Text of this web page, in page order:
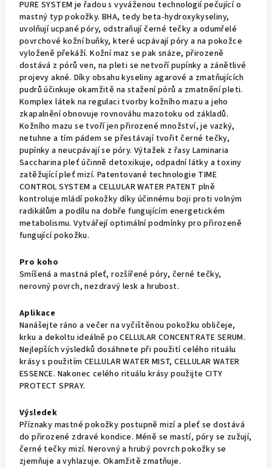
PURE SYSTEM je řadou s vyváženou technologií pečující o
mastný typ pokožky. BHA, tedy beta-hydroxykyseliny,
uvolňují ucpané póry, odstraňují černé tečky a odumřelé
povrchové kožní buňky, které ucpávají póry a na pokožce
vyloženě překáží. Kožní maz se pak snáze, přirozeně
dostává z pórů ven, na pleti se netvoří pupínky a zánětlivé
projevy akné. Díky obsahu kyseliny agarové a zmatňujících
pudrů účinkuje okamžitě na stažení pórů a zmatnění pleti.
Komplex látek na regulaci tvorby kožního mazu a jeho
zkapalnění obnovuje rovnováhu mazotoku od základů.
Kožního mazu se tvoří jen přirozené množství, je vazký,
netuhne a tím pádem se přestávají tvořit černé tečky,
pupínky a neucpávají se póry. Výtažek z řasy Laminaria
Saccharina pleť účinně detoxikuje, odpadní látky a toxiny
zatěžující pleť mizí. Patentované technologie TIME
CONTROL SYSTEM a CELLULAR WATER PATENT plně
kontroluje mládí pokožky díky účinnému boji proti volným
radikálům a podílu na dobře fungujícím energetickém
metabolismu. Vytvářejí optimální podmínky pro přirozeně
fungující pokožku.
Pro koho
Smíšená a mastná pleť, rozšířené póry, černé tečky,
nerovný povrch, nezdravý lesk a hrubost.
Aplikace
Nanášejte ráno a večer na vyčištěnou pokožku obličeje,
krku a dekoltu ideálně po CELLULAR CONCENTRATE SERUM.
Nejlepších výsledků dosáhnete při použití celého rituálu
krásy s použitím CELLULAR WATER MIST, CELLULAR WATER
ESSENCE. Nakonec celého rituálu krásy použijte CITY
PROTECT SPRAY.
Výsledek
Příznaky mastné pokožky postupně mizí a pleť se dostává
do přirozené zdravé kondice. Méně se mastí, póry se zužují,
černé tečky mizí. Nerovný a hrubý povrch pokožky se
zjemňuje a vyhlazuje. Okamžitě zmatňuje.